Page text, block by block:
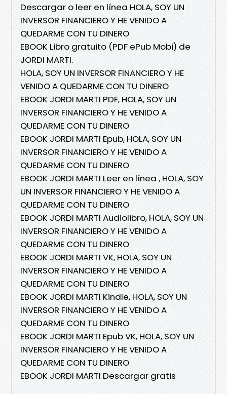
Descargar o leer en línea HOLA, SOY UN
INVERSOR FINANCIERO Y HE VENIDO A
QUEDARME CON TU DINERO
EBOOK Libro gratuito (PDF ePub Mobi) de
JORDI MARTI.
HOLA, SOY UN INVERSOR FINANCIERO Y HE
VENIDO A QUEDARME CON TU DINERO
EBOOK JORDI MARTI PDF, HOLA, SOY UN
INVERSOR FINANCIERO Y HE VENIDO A
QUEDARME CON TU DINERO
EBOOK JORDI MARTI Epub, HOLA, SOY UN
INVERSOR FINANCIERO Y HE VENIDO A
QUEDARME CON TU DINERO
EBOOK JORDI MARTI Leer en línea , HOLA, SOY
UN INVERSOR FINANCIERO Y HE VENIDO A
QUEDARME CON TU DINERO
EBOOK JORDI MARTI Audiolibro, HOLA, SOY UN
INVERSOR FINANCIERO Y HE VENIDO A
QUEDARME CON TU DINERO
EBOOK JORDI MARTI VK, HOLA, SOY UN
INVERSOR FINANCIERO Y HE VENIDO A
QUEDARME CON TU DINERO
EBOOK JORDI MARTI Kindle, HOLA, SOY UN
INVERSOR FINANCIERO Y HE VENIDO A
QUEDARME CON TU DINERO
EBOOK JORDI MARTI Epub VK, HOLA, SOY UN
INVERSOR FINANCIERO Y HE VENIDO A
QUEDARME CON TU DINERO
EBOOK JORDI MARTI Descargar gratis